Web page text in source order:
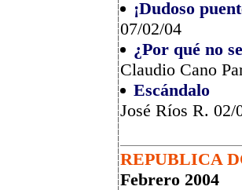
¡Dudoso
07/02/04
¿Por qué no
Claudio Cano
Escándalo
José Ríos R. 02/
REPUBLICA
Febrero 2004